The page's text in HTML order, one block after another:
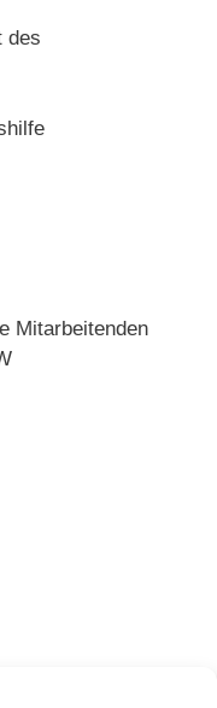
des
Mitarbeitenden